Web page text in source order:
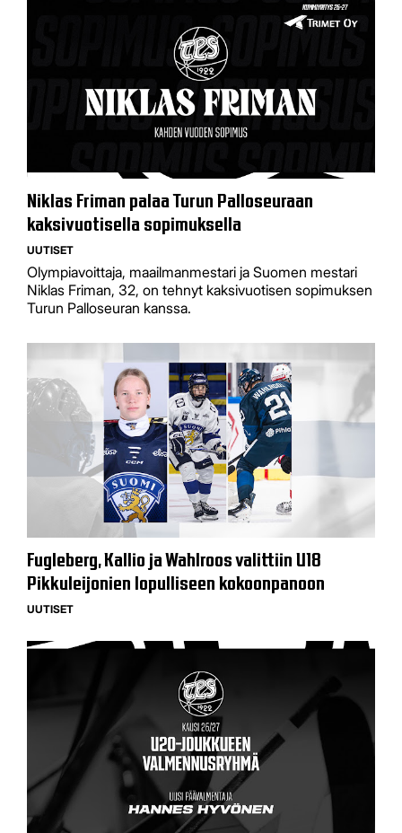
Niklas Friman palaa Turun Palloseuraan
kaksivuotisella sopimuksella
UUTISET
Olympiavoittaja, maailmanmestari ja Suomen mestari
Niklas Friman, 32, on tehnyt kaksivuotisen sopimuksen
Turun Palloseuran kanssa.
Fugleberg, Kallio ja Wahlroos valittiin U18
Pikkuleijonien lopulliseen kokoonpanoon
UUTISET